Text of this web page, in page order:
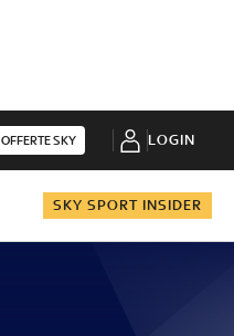
OFFERTE SKY LOGIN
SKY SPORT INSIDER